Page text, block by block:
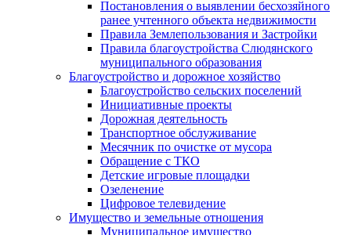
Постановления о выявлении бесхозяйного
ранее учтенного объекта недвижимости
Правила Землепользования и Застройки
Правила благоустройства Слюдянского
муниципального образования
Благоустройство и дорожное хозяйство
Благоустройство сельских поселений
Инициативные проекты
Дорожная деятельность
Транспортное обслуживание
Месячник по очистке от мусора
Обращение с ТКО
Детские игровые площадки
Озеленение
Цифровое телевидение
Имущество и земельные отношения
Муниципальное имущество